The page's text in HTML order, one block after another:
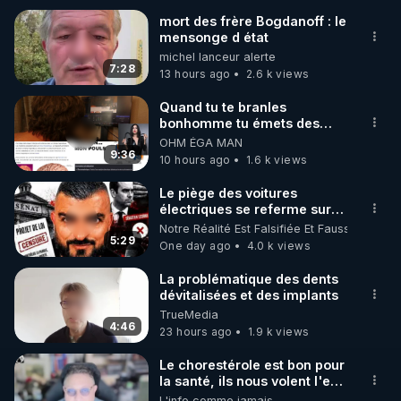
🌱 INSTAGRAM
https://www.instagram.com/rdlr_thierrycasasnovas/
http://rgnr.li/instagram
🌱 LA NEWSLETTER
Pour ne pas rater l’actualité RGNR (stages,
http://rgnr.li/news
🌱 VIDÉOS NON CENSURÉES SUR ODYSEE
Toutes les vidéos Youtube sont aussi sur la
http://rgnr.li/odysee
🌱 LES STAGES EN PRÉSENTIEL
7:28
mort des frère Bogdanoff : le
mensonge d état
michel lanceur alerte
13 hours ago
2.6 k views
9:36
Quand tu te branles
bonhomme tu émets des
ondes ils ont juste omis de
t'expliquer
OHM ÉGA MAN
10 hours ago
1.6 k views
5:29
Le piège des voitures
électriques se referme sur
les usagers !
Notre Réalité Est Falsifiée Et Fausse
One day ago
4.0 k views
4:46
La problématique des dents
dévitalisées et des implants
TrueMedia
23 hours ago
1.9 k views
Le chorestérole est bon pour
la santé, ils nous volent l'eau
! 😒🤢😡